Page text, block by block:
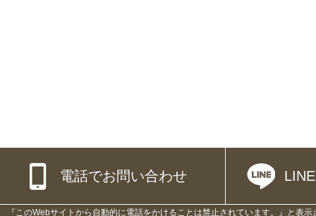
電話でお問い合わせ
『このWebサイトから自動的に電話をかけることは禁止されています。』と表